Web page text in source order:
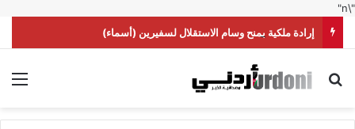
"\n"
إرادة ملكية بمنح وسام الاستقلال لسفيرين (أسماء)
بحث عن